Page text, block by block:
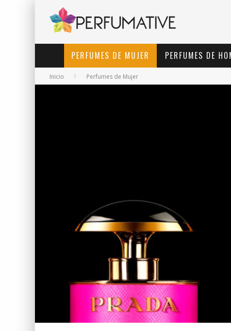
PERFUMES DE MUJER PERFUMES DE
Inicio Perfumes de Mujer